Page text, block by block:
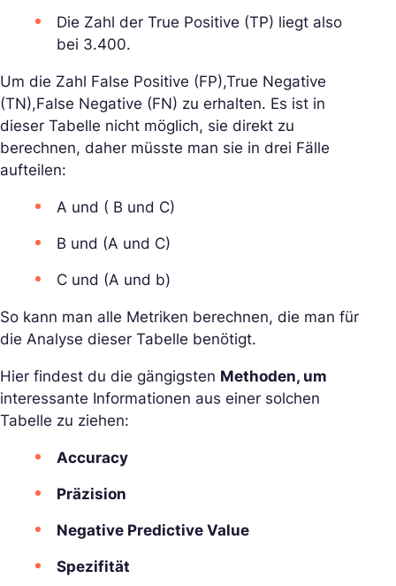
Die Zahl der True Positive (TP) liegt also
bei 3.400.
Um die Zahl False Positive (FP),True Negative
(TN),False Negative (FN) zu erhalten. Es ist in
dieser Tabelle nicht möglich, sie direkt zu
berechnen, daher müsste man sie in drei Fälle
aufteilen:
A und ( B und C)
B und (A und C)
C und (A und b)
So kann man alle Metriken berechnen, die man für
die Analyse dieser Tabelle benötigt.
Hier findest du die gängigsten Methoden, um
interessante Informationen aus einer solchen
Tabelle zu ziehen:
Accuracy
Präzision
Negative Predictive Value
Spezifität